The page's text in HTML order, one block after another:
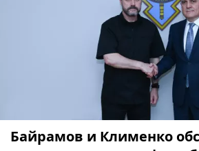
Байрамов и Клименко